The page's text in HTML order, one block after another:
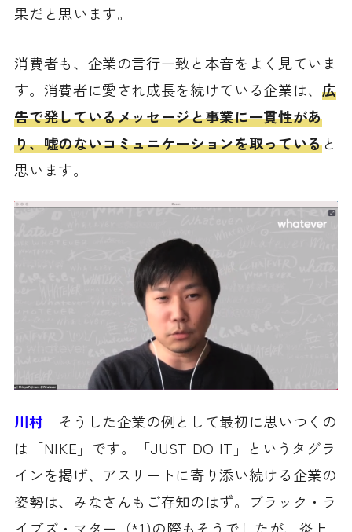
果だと思います。
消費者も、企業の言行一致と本音をよく見ていま
す。消費者に愛され成長を続けている企業は、 広
告で発しているメッセージと事業に一貫性があ
り、嘘のないコミュニケーションを取っていると
思います。
川村
​そうした企業の例として最初に思いつくの
は「NIKE」です。「JUST DO IT」というタグラ
インを掲げ、アスリートに寄り添い続ける企業の
姿勢は、みなさんもご存知のはず。ブラック・ラ
イブズ・マター（*1)の際もそうでしたが、炎上